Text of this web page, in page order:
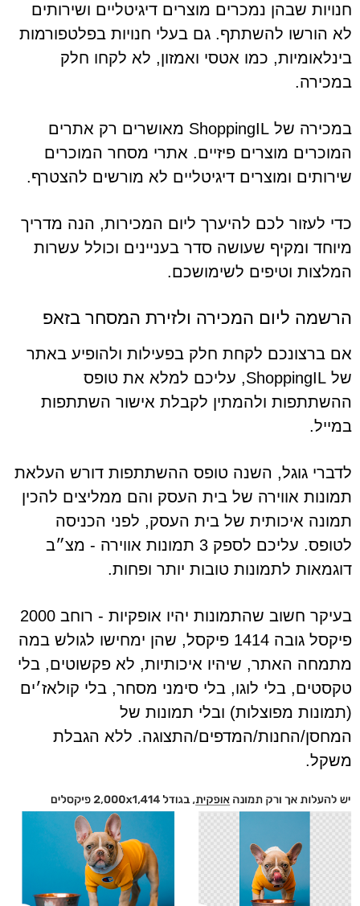
חנויות שבהן נמכרים מוצרים דיגיטליים ושירותים
לא הורשו להשתתף. גם בעלי חנויות בפלטפורמות
בינלאומיות, כמו אטסי ואמזון, לא לקחו חלק
במכירה.
במכירה של ShoppingIL מאושרים רק אתרים
המוכרים מוצרים פיזיים. אתרי מסחר המוכרים
שירותים ומוצרים דיגיטליים לא מורשים להצטרף.
כדי לעזור לכם להיערך ליום המכירות, הנה מדריך
מיוחד ומקיף שעושה סדר בעניינים וכולל עשרות
המלצות וטיפים לשימושכם.
הרשמה ליום המכירה ולזירת המסחר בזאפ
אם ברצונכם לקחת חלק בפעילות ולהופיע באתר
של ShoppingIL, עליכם למלא את טופס
ההשתתפות ולהמתין לקבלת אישור השתתפות
במייל.
לדברי גוגל, השנה טופס ההשתתפות דורש העלאת
תמונות אווירה של בית העסק והם ממליצים להכין
תמונה איכותית של בית העסק, לפני הכניסה
לטופס. עליכם לספק 3 תמונות אווירה - מצ״ב
דוגמאות לתמונות טובות יותר ופחות.
בעיקר חשוב שהתמונות יהיו אופקיות - רוחב 2000
פיקסל גובה 1414 פיקסל, שהן ימחישו לגולש במה
מתמחה האתר, שיהיו איכותיות, לא פקשוטים, בלי
טקסטים, בלי לוגו, בלי סימני מסחר, בלי קולאז׳ים
(תמונות מפוצלות) ובלי תמונות של
המחסן/החנות/המדפים/התצוגה. ללא הגבלת
משקל.